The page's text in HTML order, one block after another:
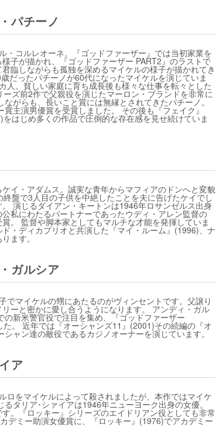
パチーノ
コルレオーネ。『ゴッドファーザー』では当初家業を
子が描かれ、『ゴッドファーザー PART2』のラストで
臨しながらも孤独を深めるマイケルの様子が描かれてき
だったパチーノが60代になったマイケルを演じていま
。貧しい家庭に育ち成長後も様々な仕事を転々とした
ズ前2作で父親役を演じたマーロン・ブランドを非常に
がらも、長いこと賞には無縁とされてきたパチーノ。
主演男優賞を受賞しました。 その後も『フェイク』
はじめ多くの作品で圧倒的な存在感を見せ続けていま
イ・アダムス。誠実な青年からマフィアのドンへと変貌
盤で3人目の子供を中絶したことを夫に告げたケイでし
演じるダイアン・キートンは1946年ロサンゼルス出身
私にわたるパートナーであったウディ・アレン監督の
。 監督や脚本家としてもマルチな才能を発揮していま
・ディカプリオと共演した『マイ・ルーム』(1996)、ナ
ます。
ガルシア
マイケルの甥にあたるのがヴィンセントです。父譲り
ーと密かに愛し合うようになります。 アンディ・ガル
新米警官役で注目を集め、『ゴッドファーザー
。 近年では『オーシャンズ11』(2001)その続編の『オ
ャン達の敵役であるカジノオーナーを演じています。
ア
ロをマイケルによって殺されましたが、本作ではマイケ
タリア･シァイアは1946年ニューヨーク出身の女優。
。『ロッキー』シリーズのエイドリアン役としても非常
デミー助演女優賞に、『ロッキー』(1976)でアカデミー